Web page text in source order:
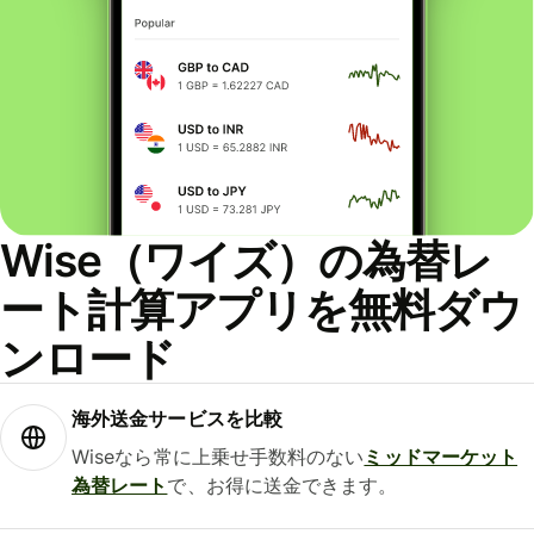
Wise（ワイズ）の為替レ
ート計算アプリを無料ダウ
ンロード
海外送金サービスを比較
Wiseなら常に上乗せ手数料のない ミッドマーケット
為替レート で、お得に送金できます。